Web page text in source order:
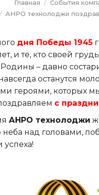
Главная
События
АНРО технолоджи
дня Победы 1945
и те, кто своей
– давно
останутся
героями, которых
с
АНРО технолоджи
над головами,
успеха!